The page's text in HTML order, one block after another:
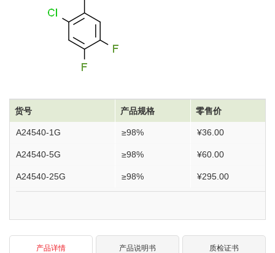
货号 产品规格 零售价
A24540-1G ≥98% ¥36.00
A24540-5G ≥98% ¥60.00
A24540-25G ≥98% ¥295.00
产品详情 产品说明书 质检证书